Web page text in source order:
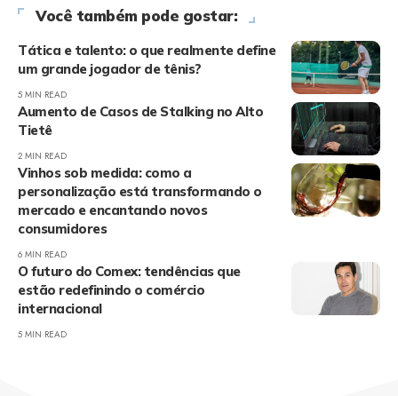
Você também pode gostar:
Tática e talento: o que realmente define
um grande jogador de tênis?
5 MIN READ
Aumento de Casos de Stalking no Alto
Tietê
2 MIN READ
Vinhos sob medida: como a
personalização está transformando o
mercado e encantando novos
consumidores
6 MIN READ
O futuro do Comex: tendências que
estão redefinindo o comércio
internacional
5 MIN READ